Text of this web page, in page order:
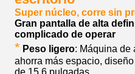
Super núcleo, corre sin
Gran pantalla de alta
complicado de operar
* Peso ligero: Máquina de
ahorra más espacio,
de 15,6 pulgadas